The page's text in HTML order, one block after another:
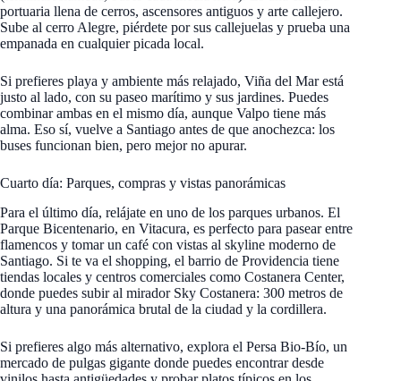
portuaria llena de cerros, ascensores antiguos y arte callejero.
Sube al cerro Alegre, piérdete por sus callejuelas y prueba una
empanada en cualquier picada local.
Si prefieres playa y ambiente más relajado, Viña del Mar está
justo al lado, con su paseo marítimo y sus jardines. Puedes
combinar ambas en el mismo día, aunque Valpo tiene más
alma. Eso sí, vuelve a Santiago antes de que anochezca: los
buses funcionan bien, pero mejor no apurar.
Cuarto día: Parques, compras y vistas panorámicas
Para el último día, relájate en uno de los parques urbanos. El
Parque Bicentenario, en Vitacura, es perfecto para pasear entre
flamencos y tomar un café con vistas al skyline moderno de
Santiago. Si te va el shopping, el barrio de Providencia tiene
tiendas locales y centros comerciales como Costanera Center,
donde puedes subir al mirador Sky Costanera: 300 metros de
altura y una panorámica brutal de la ciudad y la cordillera.
Si prefieres algo más alternativo, explora el Persa Bio-Bío, un
mercado de pulgas gigante donde puedes encontrar desde